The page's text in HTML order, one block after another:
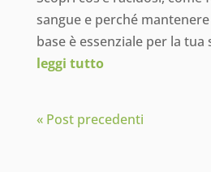
sangue e perché
base è essenziale per la tua
leggi tutto
« Post precedenti